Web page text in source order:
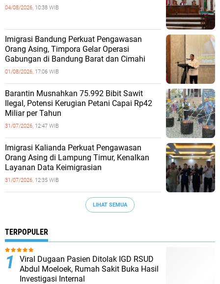
04/08/2026, 10:38 WIB
Imigrasi Bandung Perkuat Pengawasan
Orang Asing, Timpora Gelar Operasi
Gabungan di Bandung Barat dan Cimahi
01/08/2026, 17:06 WIB
Barantin Musnahkan 75.992 Bibit Sawit
Ilegal, Potensi Kerugian Petani Capai Rp42
Miliar per Tahun
31/07/2026, 12:47 WIB
Imigrasi Kalianda Perkuat Pengawasan
Orang Asing di Lampung Timur, Kenalkan
Layanan Data Keimigrasian
31/07/2026, 12:35 WIB
LIHAT SEMUA
TERPOPULER
Viral Dugaan Pasien Ditolak IGD RSUD
Abdul Moeloek, Rumah Sakit Buka Hasil
Investigasi Internal